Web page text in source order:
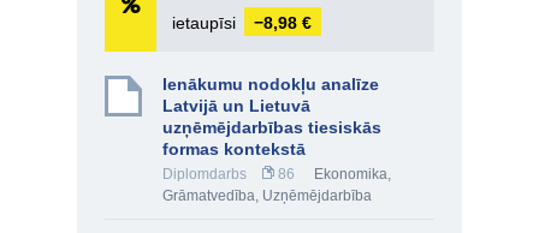
ietaupīsi
−8,98 €
Ienākumu nodokļu analīze
Latvijā un Lietuvā
uzņēmējdarbības tiesiskās
formas kontekstā
Diplomdarbs 86 Ekonomika,
Grāmatvedība, Uzņēmējdarbība